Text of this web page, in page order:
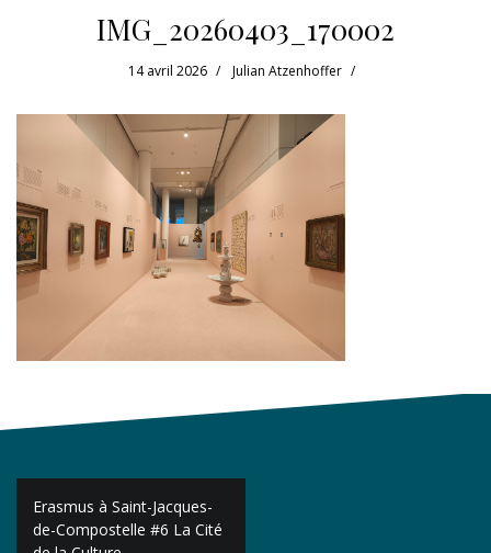
IMG_20260403_170002
14 avril 2026 Julian Atzenhoffer
Navigation
de
Erasmus à Saint-Jacques-
de-Compostelle #6 La Cité